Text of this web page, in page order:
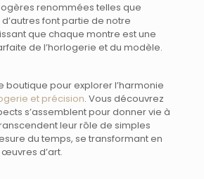
renommées telles que
font partie de notre
que chaque montre est une
de l’horlogerie et du modèle.
boutique pour explorer l’harmonie
et précision. Vous découvrez
s’assemblent pour donner vie à
leur rôle de simples
du temps, se transformant en
d’art.